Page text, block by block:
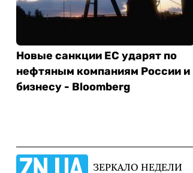
Новые санкции ЕС ударят по
нефтяным компаниям России и
бизнесу - Bloomberg
ЗЕРКАЛО НЕДЕЛИ